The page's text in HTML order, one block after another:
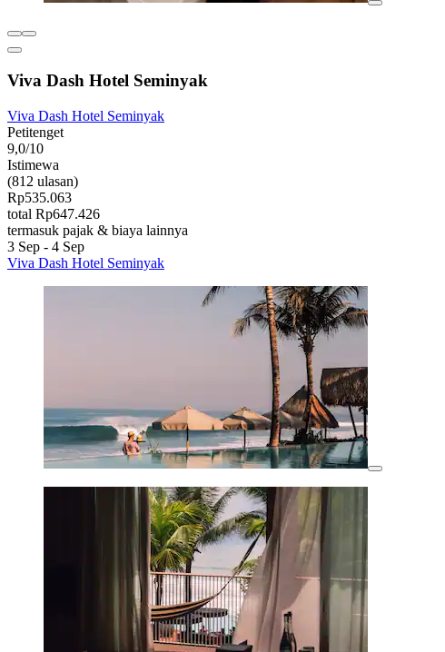
Viva Dash Hotel Seminyak
Viva Dash Hotel Seminyak
Petitenget
9,0/10
Istimewa
(812 ulasan)
Rp535.063
total Rp647.426
termasuk pajak & biaya lainnya
3 Sep - 4 Sep
Viva Dash Hotel Seminyak